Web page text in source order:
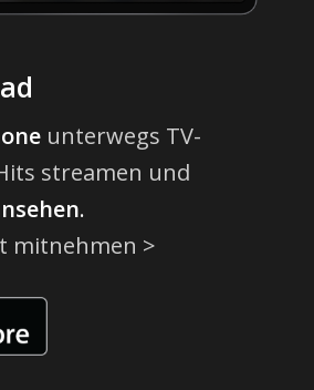
unterwegs TV-
streamen und
.
mitnehmen >